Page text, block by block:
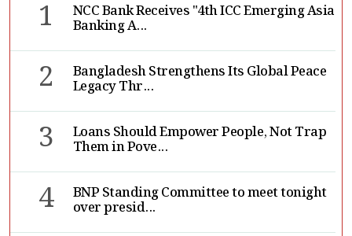
1 NCC Bank Receives "4th ICC Emerging Asia
Banking A...
2 Bangladesh Strengthens Its Global Peace
Legacy Thr...
3 Loans Should Empower People, Not Trap
Them in Pove...
4 BNP Standing Committee to meet tonight
over presid...